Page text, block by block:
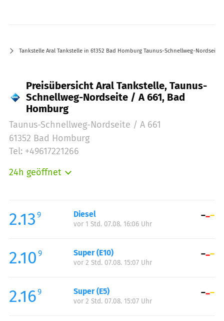
Tankstelle Aral Tankstelle in 61352 Bad Homburg Taunus-Schnellweg-Nordseite
Preisübersicht Aral Tankstelle, Taunus-
Schnellweg-Nordseite / A 661, Bad
Homburg
Taunus-Schnellweg-Nordseite / A 661
61352 Bad Homburg
Tel: +49617221266
24h geöffnet
Mittwoch:
00:00-24:00
Donnerstag:
Samstag:
00:00-24:00
Sonntag:
2.13 9 Diesel
vor 1 Std. 07.08. 16:06 Uhr
2.10 9 Super (E10)
vor 2 Std. 07.08. 15:07 Uhr
2.169 Super (E5)
vor 2 Std. 07.08. 15:07 Uhr